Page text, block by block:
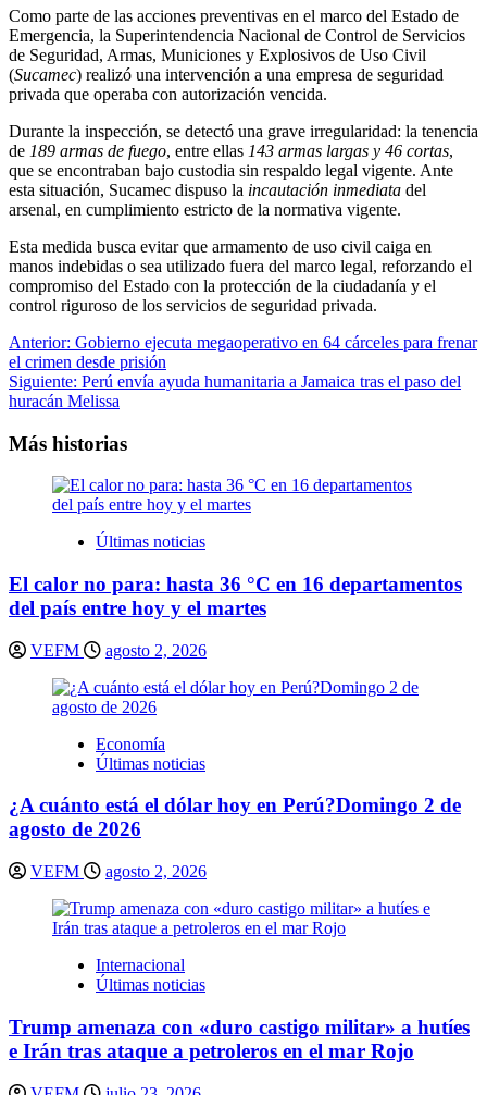
Como parte de las acciones preventivas en el marco del Estado de
Emergencia, la Superintendencia Nacional de Control de Servicios
de Seguridad, Armas, Municiones y Explosivos de Uso Civil
(Sucamec) realizó una intervención a una empresa de seguridad
privada que operaba con autorización vencida.
Durante la inspección, se detectó una grave irregularidad: la tenencia
de 189 armas de fuego, entre ellas 143 armas largas y 46 cortas,
que se encontraban bajo custodia sin respaldo legal vigente. Ante
esta situación, Sucamec dispuso la incautación inmediata del
arsenal, en cumplimiento estricto de la normativa vigente.
Esta medida busca evitar que armamento de uso civil caiga en
manos indebidas o sea utilizado fuera del marco legal, reforzando el
compromiso del Estado con la protección de la ciudadanía y el
control riguroso de los servicios de seguridad privada.
Navegación
de
entradas
Anterior: Gobierno ejecuta megaoperativo en 64 cárceles para frenar
el crimen desde prisión
Siguiente: Perú envía ayuda humanitaria a Jamaica tras el paso del
huracán Melissa
Más historias
Últimas noticias
El calor no para: hasta 36 °C en 16 departamentos
del país entre hoy y el martes
VEFM agosto 2, 2026
Economía
Últimas noticias
¿A cuánto está el dólar hoy en Perú?Domingo 2 de
agosto de 2026
VEFM agosto 2, 2026
Internacional
Últimas noticias
Trump amenaza con «duro castigo militar» a hutíes
e Irán tras ataque a petroleros en el mar Rojo